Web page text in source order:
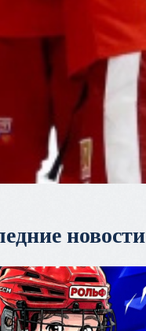
новости